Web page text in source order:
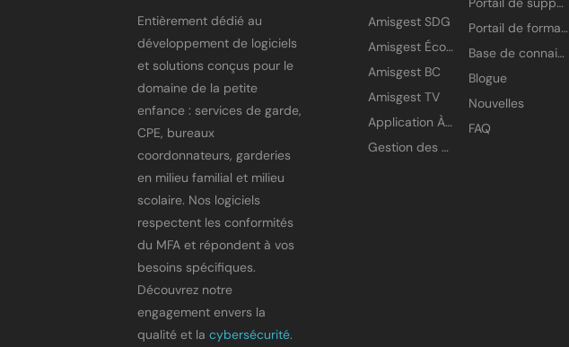
Entièrement dédié au
développement de logiciels
et solutions conçus pour le
domaine de la petite
enfance : services de garde,
CPE, bureaux
coordonnateurs, garderies
en milieu familial et milieu
scolaire. Nos logiciels
respectent les conformités
du MFA et répondent à vos
besoins spécifiques.
Découvrez notre
engagement envers la
qualité et la cybersécurité.
Amisgest SDG
Amisgest École
Amisgest BC
Amisgest TV
Application À petits pas
Gestion des accès
Portail de formation
Base de connaissances
Blogue
Nouvelles
FAQ